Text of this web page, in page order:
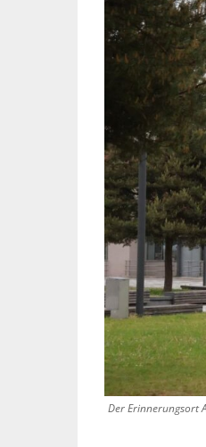
Der Erinnerungsort